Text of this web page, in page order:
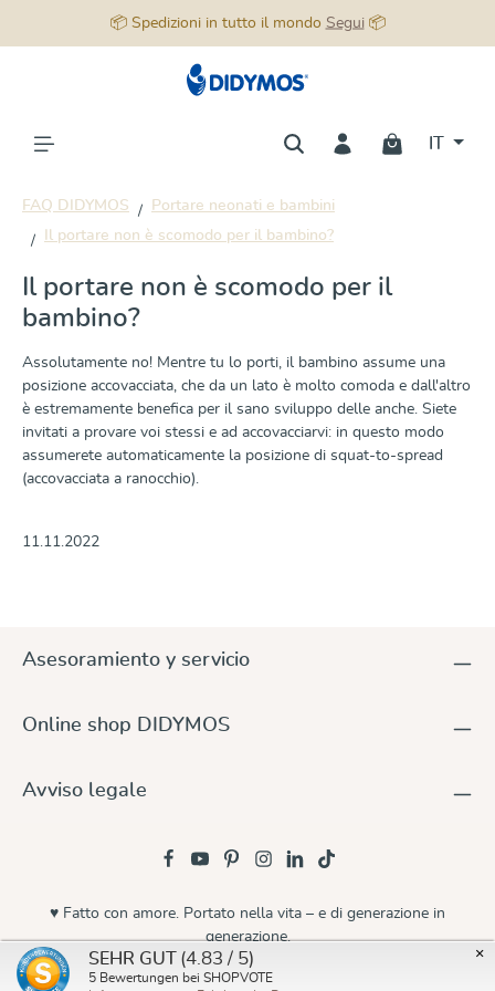
📦 Spedizioni in tutto il mondo Segui📦
FAQ DIDYMOS
Portare neonati e bambini
Il portare non è scomodo per il bambino?
Il portare non è scomodo per il
bambino?
Assolutamente no! Mentre tu lo porti, il bambino assume una
posizione accovacciata, che da un lato è molto comoda e dall'altro
è estremamente benefica per il sano sviluppo delle anche. Siete
invitati a provare voi stessi e ad accovacciarvi: in questo modo
assumerete automaticamente la posizione di squat-to-spread
(accovacciata a ranocchio).
11.11.2022
Asesoramiento y servicio
Online shop DIDYMOS
Avviso legale
© 2026 Didymos
♥ Fatto con amore. Portato nella vita – e di generazione in
generazione.
×
SEHR GUT (4.83 / 5)
5 Bewertungen bei SHOPVOTE